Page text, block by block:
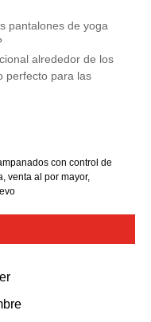
pantalones de yoga
alrededor de los
perfecto para las
con control de
venta al por mayor,